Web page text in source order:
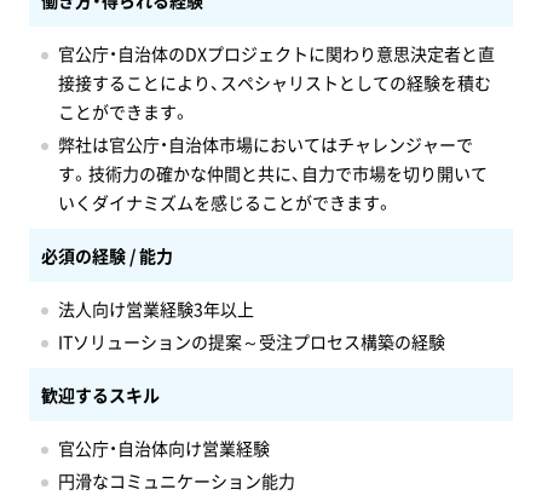
官公庁・自治体のDXプロジェクトに関わり意思決定者と直
接接することにより、スペシャリストとしての経験を積む
ことができます。
弊社は官公庁・自治体市場においてはチャレンジャーで
す。技術力の確かな仲間と共に、自力で市場を切り開いて
いくダイナミズムを感じることができます。
必須の経験 / 能力
法人向け営業経験3年以上
ITソリューションの提案～受注プロセス構築の経験
歓迎するスキル
官公庁・自治体向け営業経験
円滑なコミュニケーション能力